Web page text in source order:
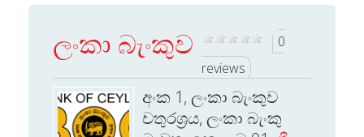
ලංකා බැංකුව
0
reviews
අංක 1, ලංකා බැංකුව
චතුරශ්‍රය, ලංකා බැංකු